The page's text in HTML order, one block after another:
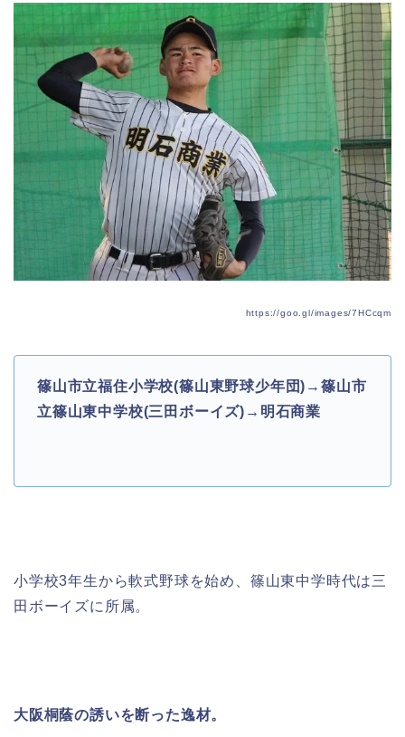
https://goo.gl/images/7HCcqm
篠山市立福住小学校(篠山東野球少年団)→篠山市
立篠山東中学校(三田ボーイズ)→明石商業
小学校3年生から軟式野球を始め、篠山東中学時代は三
田ボーイズに所属。
大阪桐蔭の誘いを断った逸材。